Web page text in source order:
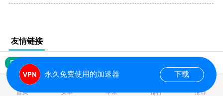
友情链接
网站地图
首页 安卓 苹果 排行 推荐
永久免费使用的加速器 下载
0.017123s